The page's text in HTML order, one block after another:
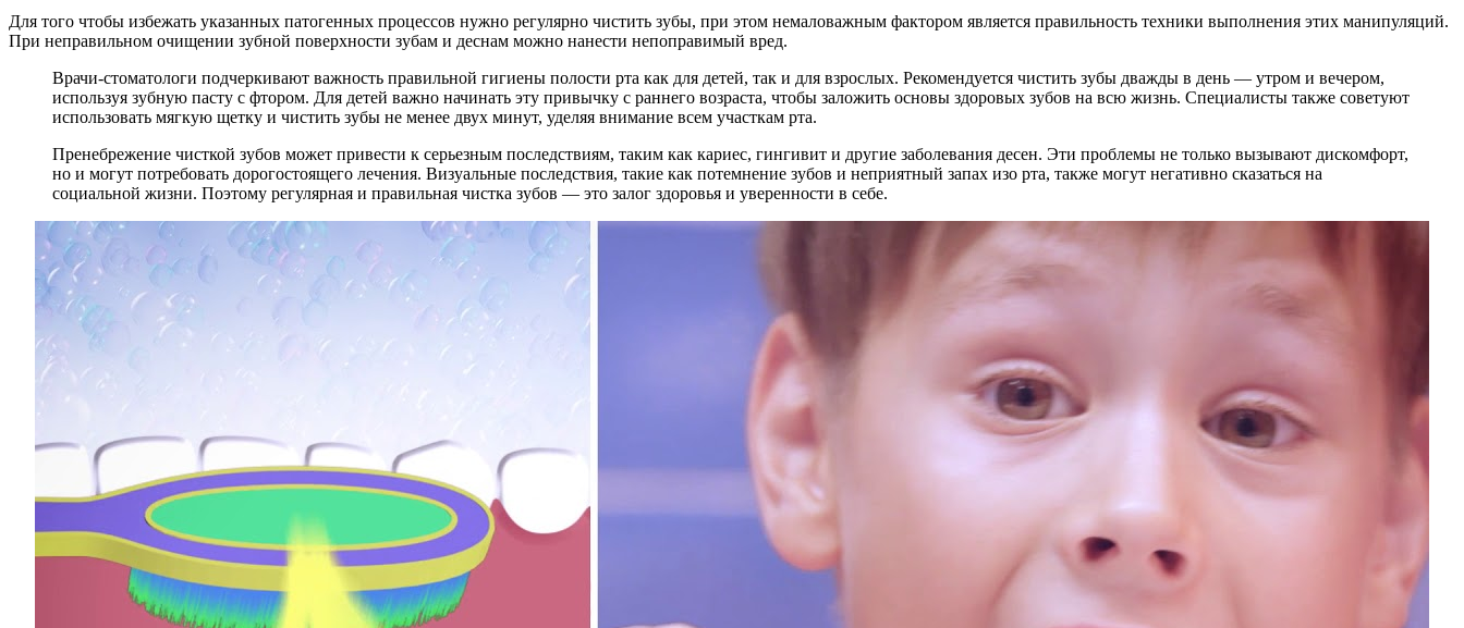
Для того чтобы избежать указанных патогенных процессов нужно регулярно чистить зубы, при этом немаловажным фактором является правильность техники выполнения этих манипуляций.
При неправильном очищении зубной поверхности зубам и деснам можно нанести непоправимый вред.
Врачи-стоматологи подчеркивают важность правильной гигиены полости рта как для детей, так и для взрослых. Рекомендуется чистить зубы дважды в день — утром и вечером,
используя зубную пасту с фтором. Для детей важно начинать эту привычку с раннего возраста, чтобы заложить основы здоровых зубов на всю жизнь. Специалисты также советуют
использовать мягкую щетку и чистить зубы не менее двух минут, уделяя внимание всем участкам рта.
Пренебрежение чисткой зубов может привести к серьезным последствиям, таким как кариес, гингивит и другие заболевания десен. Эти проблемы не только вызывают дискомфорт,
но и могут потребовать дорогостоящего лечения. Визуальные последствия, такие как потемнение зубов и неприятный запах изо рта, также могут негативно сказаться на
социальной жизни. Поэтому регулярная и правильная чистка зубов — это залог здоровья и уверенности в себе.